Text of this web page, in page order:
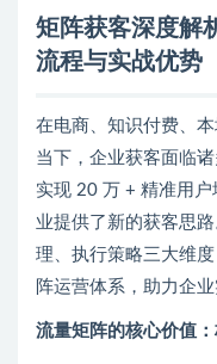
矩阵获客深度解
流程与实战优势
在电商、知识付费、
当下，企业获客面临
实现 20 万 + 精准用
业提供了新的获客思
理、执行策略三大维
阵运营体系，助力企
流量矩阵的核心价值